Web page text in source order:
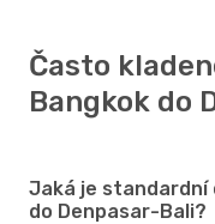
Často
Bangkok do
Jaká je standardní
do Denpasar-Bali?